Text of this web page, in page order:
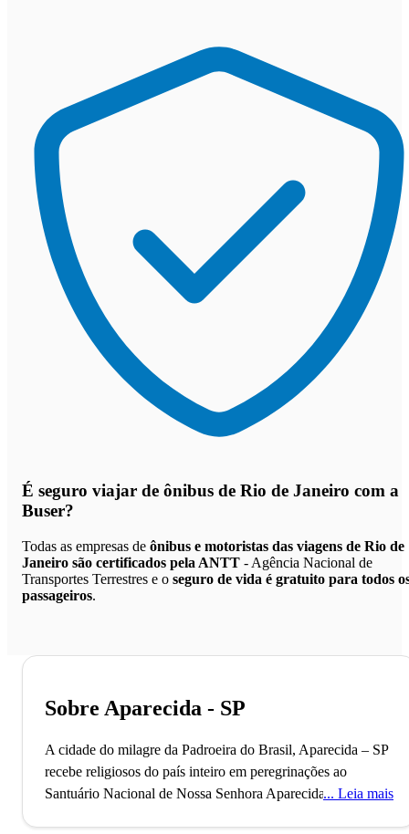
É seguro viajar de ônibus de Rio de Janeiro com a
Buser?
Todas as empresas de ônibus e motoristas das viagens de Rio de
Janeiro são certificados pela ANTT - Agência Nacional de
Transportes Terrestres e o seguro de vida é gratuito para todos
passageiros.
Sobre Aparecida - SP
A cidade do milagre da Padroeira do Brasil, Aparecida – SP
recebe religiosos do país inteiro em peregrinações ao
Santuário Nacional de Nossa Senhora Aparecida.A cidade
Leia mais